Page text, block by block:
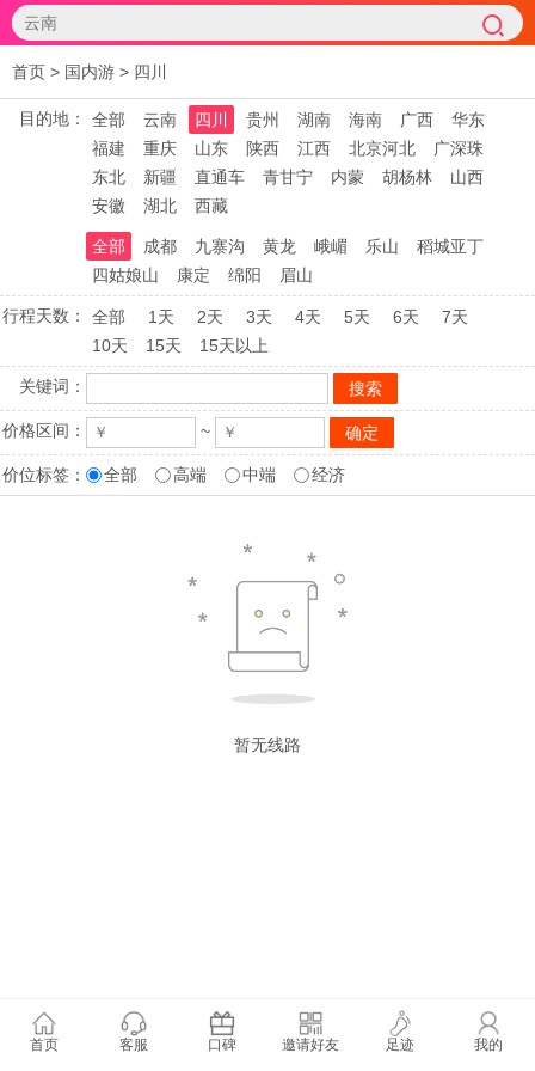
首页 > 国内游 > 四川
目的地： 全部 云南 四川 贵州 湖南 海南 广西
华东
福建
重庆 山东 陕西 江西 北京河北
广深珠
东北
新疆 直通车 青甘宁 内蒙 胡杨林
山西
安徽
湖北 西藏
全部 成都 九寨沟 黄龙 峨嵋 乐山
稻城亚丁
四姑娘山
康定 绵阳 眉山
行程天数： 全部 1天 2天 3天 4天 5天 6天
7天
10天
15天 15天以上
关键词：
价格区间： ~
价位标签： 全部 高端 中端 经济
暂无线路
首页 客服 口碑 邀请好友 足迹 我的